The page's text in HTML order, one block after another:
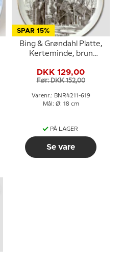
SPAR 15%
Bing & Grøndahl Platte,
Kerteminde, brun
DKK 129,00
Før: DKK 152,00
Varenr.: BNR4211-619
Mål: Ø: 18 cm
PÅ LAGER
Se vare